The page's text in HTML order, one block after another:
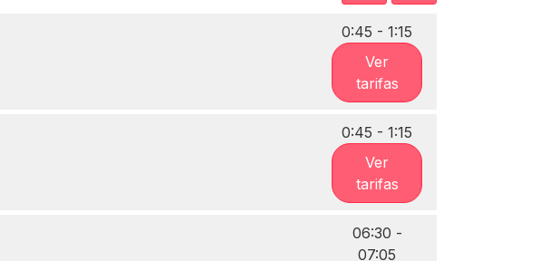
0:45 - 1:15
Ver
tarifas
0:45 - 1:15
Ver
tarifas
06:30 -
07:05